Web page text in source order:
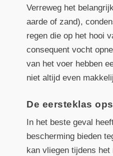
Verreweg het
aarde of zand),
regen die op het hooi
consequent vocht
van het voer hebben
niet altijd even
De eersteklas
In het beste geval
bescherming bieden
kan vliegen tijdens